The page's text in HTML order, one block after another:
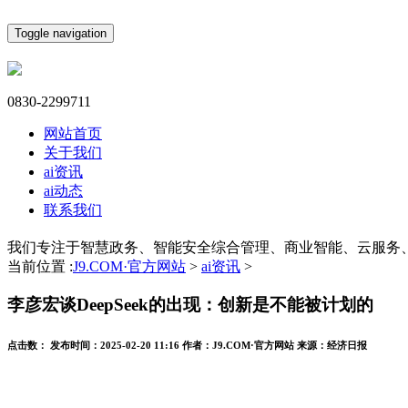
Toggle navigation
0830-2299711
网站首页
关于我们
ai资讯
ai动态
联系我们
我们专注于智慧政务、智能安全综合管理、商业智能、云服务
当前位置 :J9.COM·官方网站 > ai资讯 >
李彦宏谈DeepSeek的出现：创新是不能被计划的
点击数： 发布时间： 2025-02-20 11:16 作者： J9.COM·官方网站 来源： 经济日报